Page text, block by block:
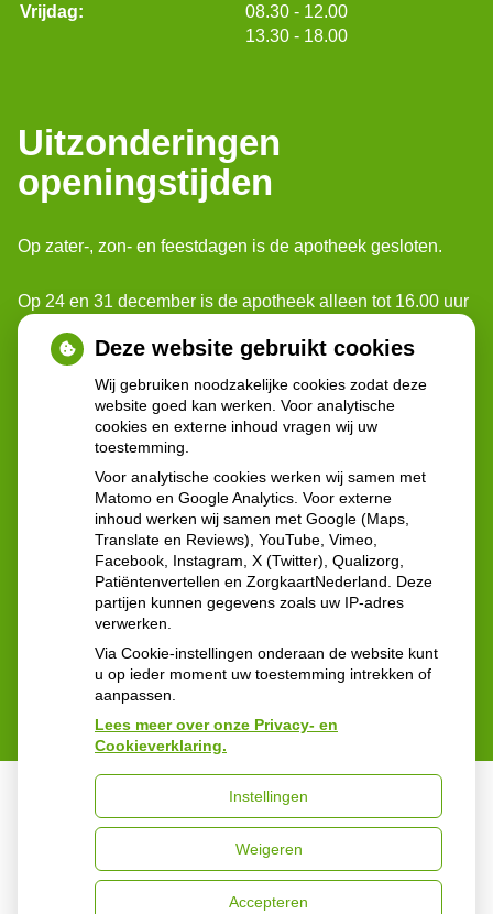
Vrijdag:
08.30 tot
- 12.00
13.30 tot
- 18.00
Uitzonderingen
openingstijden
Op zater-, zon- en feestdagen is de apotheek gesloten.
Op 24 en 31 december is de apotheek alleen tot 16.00 uur
geopend.
Voor spoedgevallen buiten onze openingstijden, kunt u
terecht bij: Poli-apotheek Reinier de Graaf.
Ze zijn geopend: 24 uur per dag 7 dagen per week
Contactgegevens:
Reinier de Graafweg 5
2625 AD Delft
015 - 212 57 60
Cookie-instellingen
Deze website gebruikt cookies
Wij gebruiken noodzakelijke cookies zodat deze
website goed kan werken. Voor analytische
cookies en externe inhoud vragen wij uw
toestemming.
Voor analytische cookies werken wij samen met
Matomo en Google Analytics. Voor externe
inhoud werken wij samen met Google (Maps,
Translate en Reviews), YouTube, Vimeo,
Facebook, Instagram, X (Twitter), Qualizorg,
Patiëntenvertellen en ZorgkaartNederland. Deze
partijen kunnen gegevens zoals uw IP-adres
verwerken.
Via Cookie-instellingen onderaan de website kunt
u op ieder moment uw toestemming intrekken of
aanpassen.
Lees meer over onze Privacy- en
Cookieverklaring.
Instellingen
Weigeren
Accepteren